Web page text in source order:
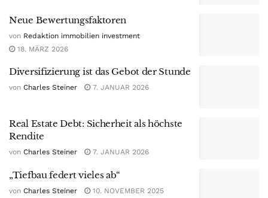
Neue Bewertungsfaktoren
von Redaktion immobilien investment
18. MÄRZ 2026
Diversifizierung ist das Gebot der Stunde
von Charles Steiner 7. JANUAR 2026
Real Estate Debt: Sicherheit als höchste
Rendite
von Charles Steiner 7. JANUAR 2026
„Tiefbau federt vieles ab“
von Charles Steiner 10. NOVEMBER 2025